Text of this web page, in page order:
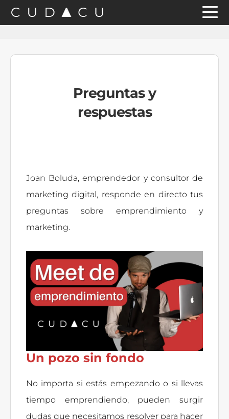
Saltar
a
Saltar
al
Saltar
a
Preguntas y
respuestas
Joan Boluda, emprendedor y consultor de
marketing digital, responde en directo tus
preguntas sobre emprendimiento y
marketing.
Un pozo sin fondo
No importa si estás empezando o si llevas
tiempo emprendiendo, pueden surgir
dudas que necesitamos resolver para hacer